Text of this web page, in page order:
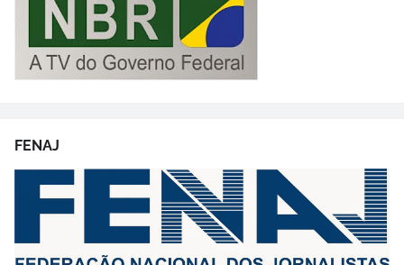
FENAJ